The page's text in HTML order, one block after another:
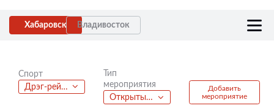
Хабаровск Владивосток
Спорт
Дрэг-рейсинг
Тип
мероприятия
Открытые уроки
Добавить
мероприятие